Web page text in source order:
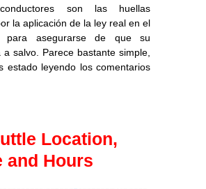
son las huellas
la aplicación de la ley real en el
para asegurarse de que su
a salvo. Parece bastante simple,
estado leyendo los comentarios
Location,
and Hours